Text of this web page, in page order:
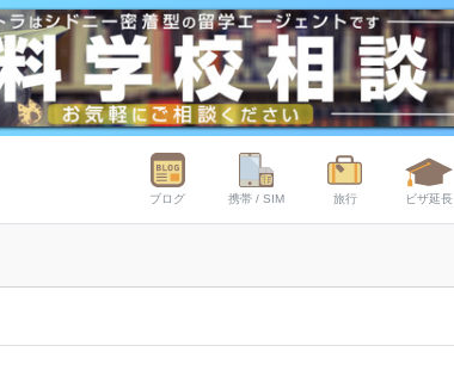
ブログ 携帯 / SIM 旅行 ビザ延長